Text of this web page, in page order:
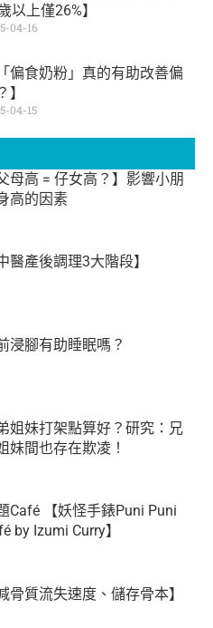
以上僅26%】
04-16
「偏食奶粉」真的有助改善偏
】
04-15
父母高 = 仔女高？】影響小朋
高的因素
醫產後調理3大階段】
浸腳有助睡眠嗎？
姐妹打架點算好？研究：兄
妹間也存在欺凌！
Café 【妖怪手錶Puni Puni
by Izumi Curry】
減骨質流失速度、儲存骨本】